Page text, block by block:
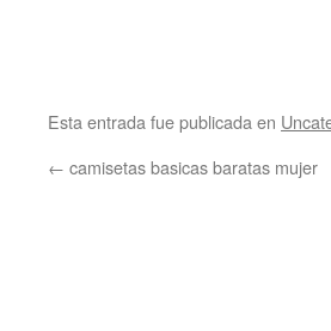
Esta entrada fue publicada en
← camisetas basicas baratas mujer